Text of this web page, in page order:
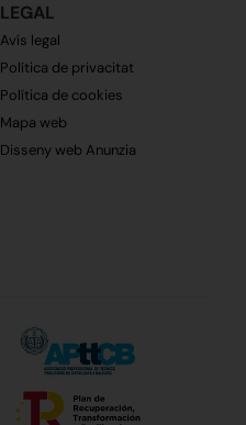
LEGAL
Avís legal
Política de privacitat
Política de cookies
Mapa web
Disseny web Anunzia